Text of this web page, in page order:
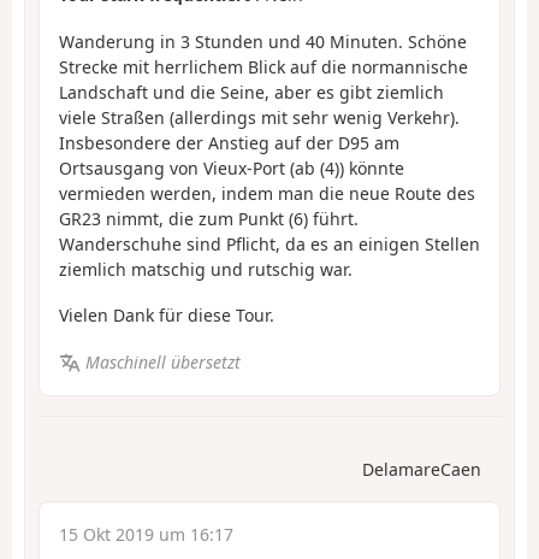
Wanderung in 3 Stunden und 40 Minuten. Schöne
Strecke mit herrlichem Blick auf die normannische
Landschaft und die Seine, aber es gibt ziemlich
viele Straßen (allerdings mit sehr wenig Verkehr).
Insbesondere der Anstieg auf der D95 am
Ortsausgang von Vieux-Port (ab (4)) könnte
vermieden werden, indem man die neue Route des
GR23 nimmt, die zum Punkt (6) führt.
Wanderschuhe sind Pflicht, da es an einigen Stellen
ziemlich matschig und rutschig war.
Vielen Dank für diese Tour.
Maschinell übersetzt
DelamareCaen
15 Okt 2019 um 16:17